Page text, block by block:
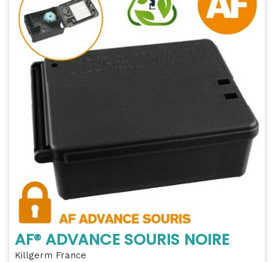
AF® ADVANCE SOURIS NOIRE
Killgerm France